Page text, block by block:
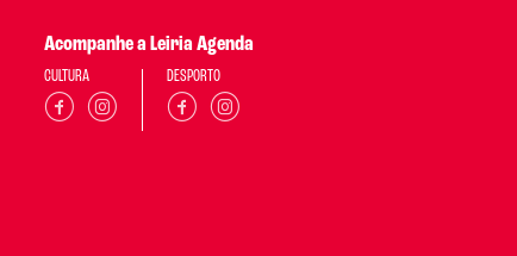
Acompanhe a Leiria Agenda
CULTURA DESPORTO